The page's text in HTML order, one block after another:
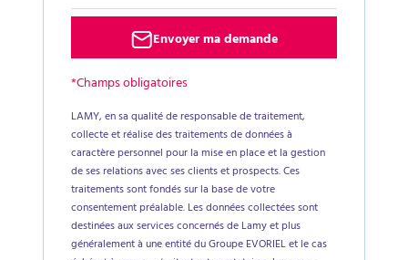
Envoyer ma demande
*Champs obligatoires
LAMY, en sa qualité de responsable de traitement,
collecte et réalise des traitements de données à
caractère personnel pour la mise en place et la gestion
de ses relations avec ses clients et prospects. Ces
traitements sont fondés sur la base de votre
consentement préalable. Les données collectées sont
destinées aux services concernés de Lamy et plus
généralement à une entité du Groupe EVORIEL et le cas